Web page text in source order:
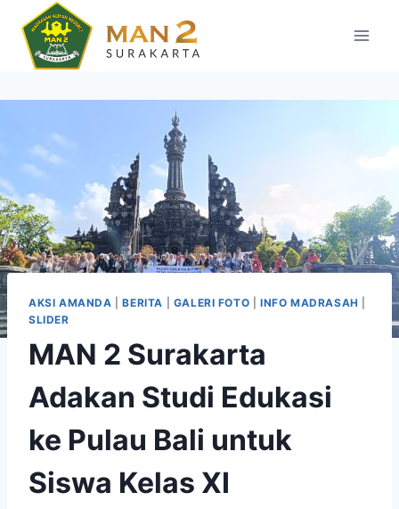
content
AKSI AMANDA |BERITA GALERI FOTO |INFO MADRASAH
SLIDER
MAN 2 Surakarta
Adakan Studi Edukasi
ke Pulau Bali untuk
Siswa Kelas XI